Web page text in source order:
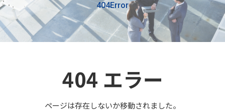
404Error
404 エラー
ページは存在しないか移動されました。